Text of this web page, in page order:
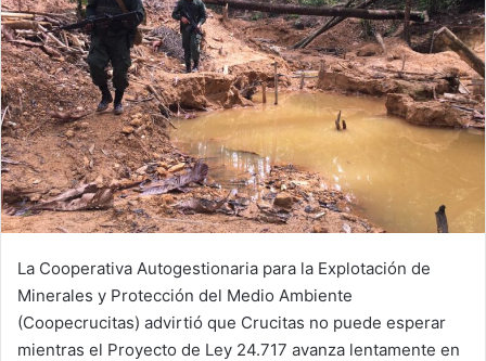
La Cooperativa Autogestionaria para la Explotación de
Minerales y Protección del Medio Ambiente
(Coopecrucitas) advirtió que Crucitas no puede esperar
mientras el Proyecto de Ley 24.717 avanza lentamente en